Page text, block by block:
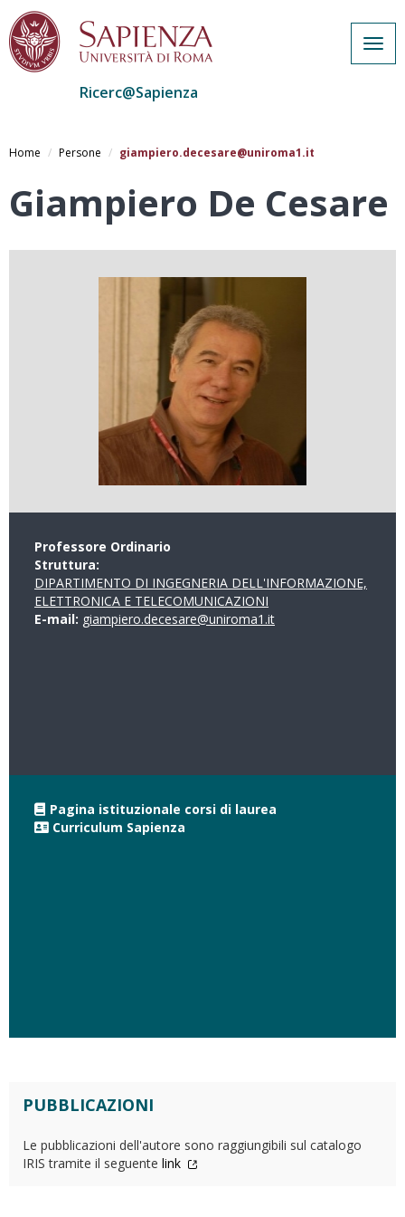
al
principale
Ricerc@Sapienza
Home Persone giampiero.decesare@uniroma1.it
Giampiero De Cesare
Professore Ordinario
Struttura:
DIPARTIMENTO DI INGEGNERIA DELL'INFORMAZIONE,
ELETTRONICA E TELECOMUNICAZIONI
E-mail: giampiero.decesare@uniroma1.it
Pagina istituzionale corsi di laurea
Curriculum Sapienza
PUBBLICAZIONI
Le pubblicazioni dell'autore sono raggiungibili sul catalogo
IRIS tramite il seguente link